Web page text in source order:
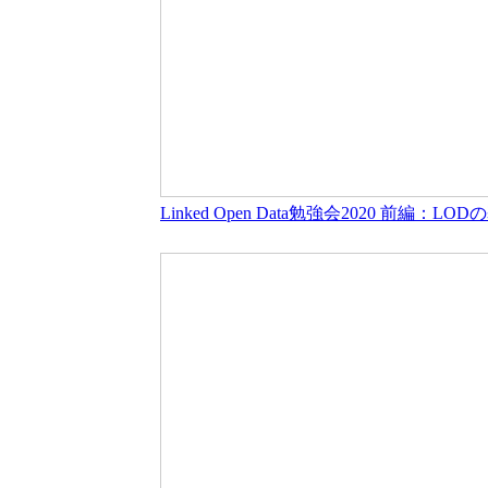
Linked Open Data勉強会2020 前編：LOD